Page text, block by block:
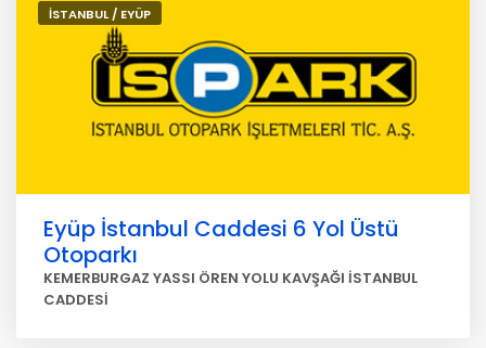
İSTANBUL / EYÜP
Eyüp İstanbul Caddesi 6 Yol Üstü
Otoparkı
KEMERBURGAZ YASSI ÖREN YOLU KAVŞAĞI İSTANBUL
CADDESİ